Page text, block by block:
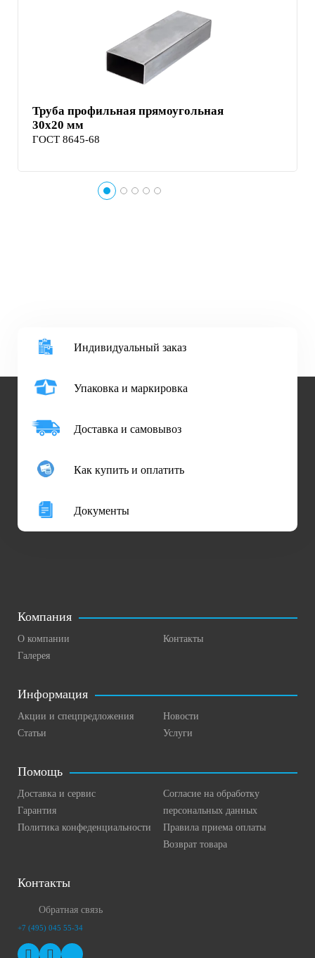
Труба профильная прямоугольная
30х20 мм
ГОСТ 8645-68
Индивидуальный заказ
Упаковка и маркировка
Доставка и самовывоз
Как купить и оплатить
Документы
Компания
О компании
Галерея
Контакты
Информация
Акции и спецпредложения
Статьи
Новости
Услуги
Помощь
Доставка и сервис
Гарантия
Политика конфеденциальности
Согласие на обработку
персональных данных
Правила приема оплаты
Возврат товара
Контакты
Обратная связь
+7 (495) 045 55-34